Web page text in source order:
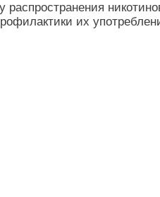
распространения
их